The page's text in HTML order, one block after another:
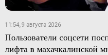
11:54, 9 августа 2026
Пользователи соцсети
лифта в махачкалинской